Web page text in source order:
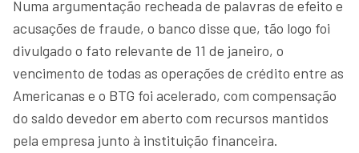
Numa argumentação recheada de palavras de efeito e
acusações de fraude, o banco disse que, tão logo foi
divulgado o fato relevante de 11 de janeiro, o
vencimento de todas as operações de crédito entre as
Americanas e o BTG foi acelerado, com compensação
do saldo devedor em aberto com recursos mantidos
pela empresa junto à instituição financeira.